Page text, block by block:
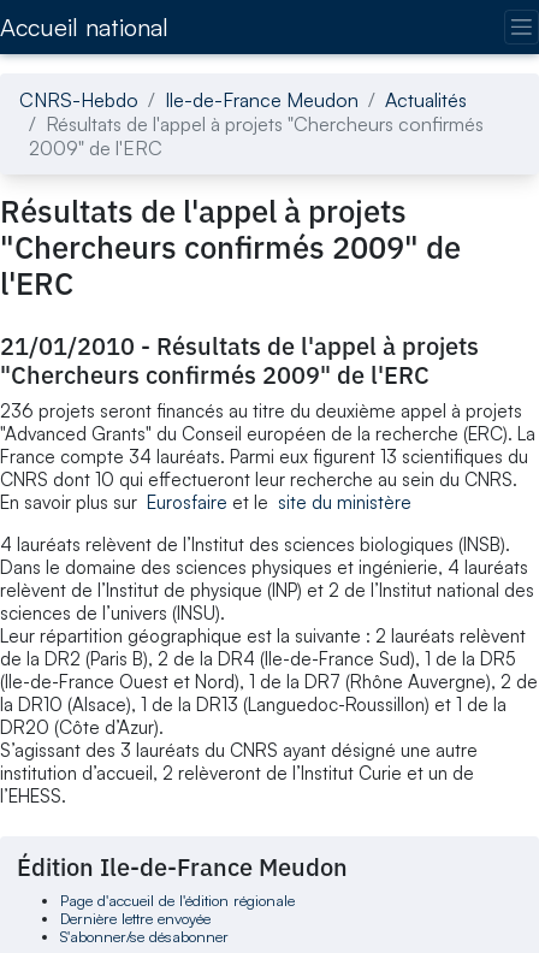
Accueil national
CNRS-Hebdo Ile-de-France Meudon
Actualités
Résultats de l'appel à projets "Chercheurs confirmés
2009" de l'ERC
Résultats de l'appel à projets
"Chercheurs confirmés 2009" de
l'ERC
21/01/2010 - Résultats de l'appel à projets
"Chercheurs confirmés 2009" de l'ERC
236 projets seront financés au titre du deuxième appel à projets
"Advanced Grants" du Conseil européen de la recherche (ERC). La
France compte 34 lauréats. Parmi eux figurent 13 scientifiques du
CNRS dont 10 qui effectueront leur recherche au sein du CNRS.
En savoir plus sur Eurosfaire et le site du ministère
4 lauréats relèvent de l’Institut des sciences biologiques (INSB).
Dans le domaine des sciences physiques et ingénierie, 4 lauréats
relèvent de l’Institut de physique (INP) et 2 de l’Institut national des
sciences de l’univers (INSU).
Leur répartition géographique est la suivante : 2 lauréats relèvent
de la DR2 (Paris B), 2 de la DR4 (Ile-de-France Sud), 1 de la DR5
(Ile-de-France Ouest et Nord), 1 de la DR7 (Rhône Auvergne), 2 de
la DR10 (Alsace), 1 de la DR13 (Languedoc-Roussillon) et 1 de la
DR20 (Côte d’Azur).
S’agissant des 3 lauréats du CNRS ayant désigné une autre
institution d’accueil, 2 relèveront de l’Institut Curie et un de
l’EHESS.
Édition Ile-de-France Meudon
Page d'accueil de l'édition régionale
Dernière lettre envoyée
S'abonner/se désabonner